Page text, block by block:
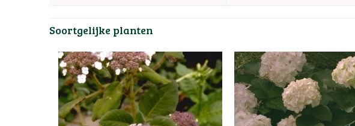
Soortgelijke planten